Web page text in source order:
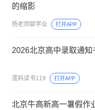
的缩影
杨老师聊学业 打开APP
2026北京高中录取通知
莲妈读书119 打开APP
北京牛高新高一暑假作